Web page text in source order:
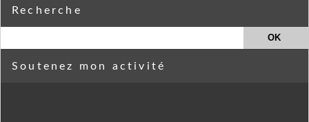
Recherche
Soutenez mon activité